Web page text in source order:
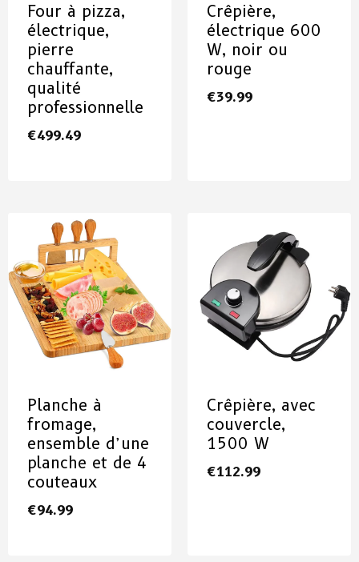
Four à pizza,
électrique,
pierre
chauffante,
qualité
professionnelle
€499.49
Crêpière,
électrique 600
W, noir ou
rouge
€39.99
Planche à
fromage,
ensemble d’une
planche et de 4
couteaux
€94.99
Crêpière, avec
couvercle,
1500 W
€112.99